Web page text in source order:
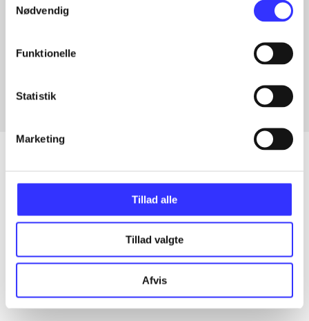
Nødvendig
Funktionelle
Statistik
Marketing
Tillad alle
Tillad valgte
Afvis
All registered articles grouped by issue
...